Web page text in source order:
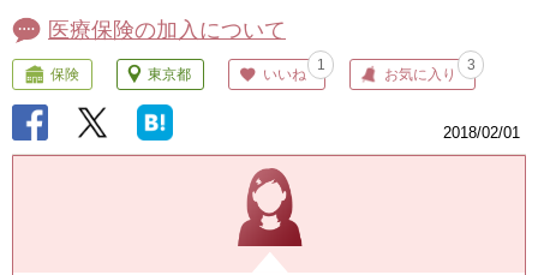
医療保険の加入について
保険 東京都 いいね
1
お気に入り
3
2018/02/01